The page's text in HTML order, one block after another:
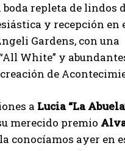
repleta de lindos
y recepción en
Gardens, con una
White” y
de
a Lucia “La
merecido premio
conocíamos ayer en